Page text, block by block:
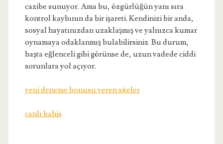
cazibe sunuyor. Ama bu, özgürlüğün yanı sıra
kontrol kaybının da bir işareti. Kendinizi bir anda,
sosyal hayatınızdan uzaklaşmış ve yalnızca kumar
oynamaya odaklanmış bulabilirsiniz. Bu durum,
başta eğlenceli gibi görünse de, uzun vadede ciddi
sorunlara yol açıyor.
yeni deneme bonusu veren siteler
canlı bahis